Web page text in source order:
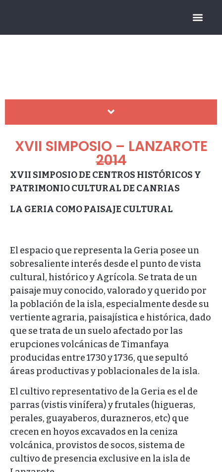
HISTÓRICO DE SIMPOSIOS
XVII SIMPOSIO – LANZAROTE
2014
XVII SIMPOSIO DE CENTROS HISTÓRICOS Y
PATRIMONIO CULTURAL DE CANRIAS
LA GERIA COMO PAISAJE CULTURAL
El espacio que representa la Geria posee un
sobresaliente interés desde el punto de vista
cultural, histórico y Agrícola. Se trata de un
paisaje muy conocido, valorado y querido por
la población de la isla, especialmente desde su
vertiente agraria, paisajística e histórica, dado
que se trata de un suelo afectado por las
erupciones volcánicas de Timanfaya
producidas entre 1730 y 1736, que sepultó
áreas productivas y poblacionales de la isla.
El cultivo representativo de la Geria es el de
parras (vistis vinífera) y frutales (higueras,
perales, guayaberos, durazneros, etc) que
crecen en hoyos excavados en la ceniza
volcánica, provistos de socos, sistema de
cultivo de presencia exclusive en la isla de